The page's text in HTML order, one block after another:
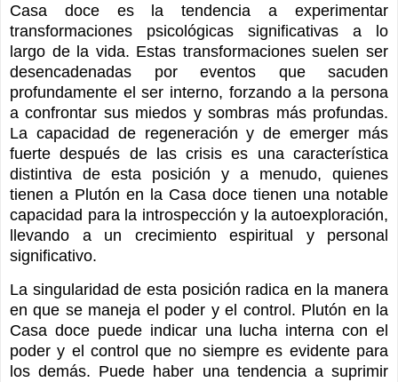
Casa doce es la tendencia a experimentar
transformaciones psicológicas significativas a lo
largo de la vida. Estas transformaciones suelen ser
desencadenadas por eventos que sacuden
profundamente el ser interno, forzando a la persona
a confrontar sus miedos y sombras más profundas.
La capacidad de regeneración y de emerger más
fuerte después de las crisis es una característica
distintiva de esta posición y a menudo, quienes
tienen a Plutón en la Casa doce tienen una notable
capacidad para la introspección y la autoexploración,
llevando a un crecimiento espiritual y personal
significativo.
La singularidad de esta posición radica en la manera
en que se maneja el poder y el control. Plutón en la
Casa doce puede indicar una lucha interna con el
poder y el control que no siempre es evidente para
los demás. Puede haber una tendencia a suprimir